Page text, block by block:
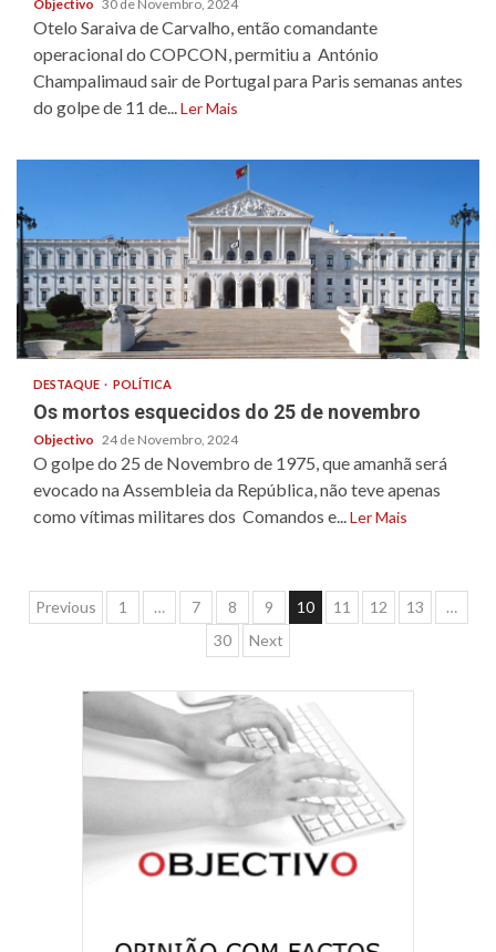
Objectivo 30 de Novembro, 2024
Otelo Saraiva de Carvalho, então comandante
operacional do COPCON, permitiu a António
Champalimaud sair de Portugal para Paris semanas antes
do golpe de 11 de...Ler Mais
DESTAQUE POLÍTICA
Os mortos esquecidos do 25 de novembro
Objectivo 24 de Novembro, 2024
O golpe do 25 de Novembro de 1975, que amanhã será
evocado na Assembleia da República, não teve apenas
como vítimas militares dos Comandos e...Ler Mais
Navegação
artigos
Previous 1 … 7 8 9 10 11 12 13
…
30
Next